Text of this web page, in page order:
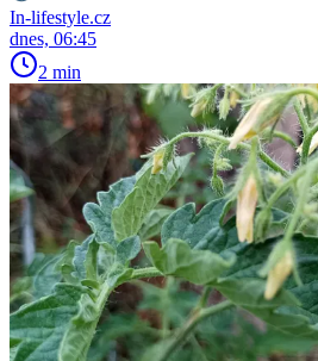
In-lifestyle.cz
dnes, 06:45
2 min